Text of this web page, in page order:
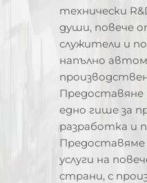
технически
души, повече
служители и
напълно
Предоставяне
едно гише за
разработка и
Предоставяме
услуги на
страни, с